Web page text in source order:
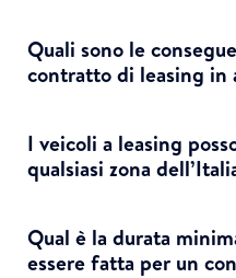
Quali sono le
contratto di leasing in
I veicoli a leasing
qualsiasi zona
Qual è la durata
essere fatta per un